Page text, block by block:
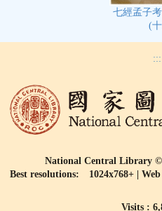
七經孟子
(
:::
National Central Library
Best resolutions: 1024x768+ |
Visits :